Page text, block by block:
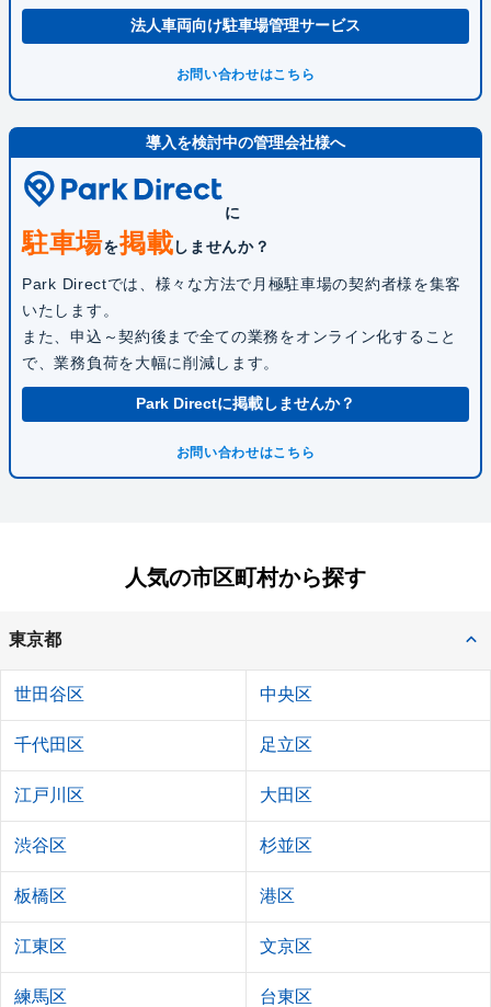
法人車両向け駐車場管理サービス
お問い合わせはこちら
導入を検討中の管理会社様へ
に
駐車場を掲載しませんか？
Park Directでは、様々な方法で月極駐車場の契約者様を集客
いたします。
また、申込～契約後まで全ての業務をオンライン化すること
で、業務負荷を大幅に削減します。
Park Directに掲載しませんか？
お問い合わせはこちら
人気の市区町村から探す
東京都
世田谷区 中央区
千代田区 足立区
江戸川区 大田区
渋谷区 杉並区
板橋区 港区
江東区 文京区
練馬区 台東区